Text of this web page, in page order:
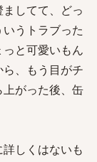
してて、どっ
うトラブった
と可愛いもん
、もう目がチ
がった後、缶
しくはないも